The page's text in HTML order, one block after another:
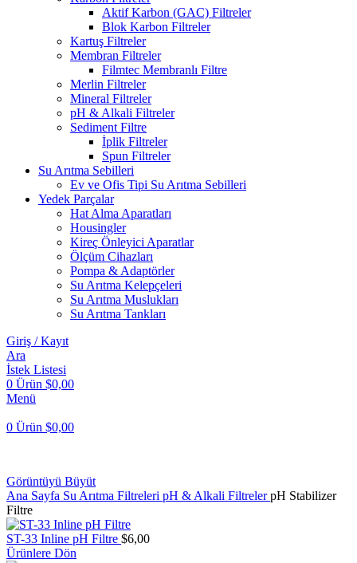
Aktif Karbon (GAC) Filtreler
Blok Karbon Filtreler
Kartuş Filtreler
Membran Filtreler
Filmtec Membranlı Filtre
Merlin Filtreler
Mineral Filtreler
pH & Alkali Filtreler
Sediment Filtre
İplik Filtreler
Spun Filtreler
Su Arıtma Sebilleri
Ev ve Ofis Tipi Su Arıtma Sebilleri
Yedek Parçalar
Hat Alma Aparatları
Housingler
Kireç Önleyici Aparatlar
Ölçüm Cihazları
Pompa & Adaptörler
Su Arıtma Kelepçeleri
Su Arıtma Muslukları
Su Arıtma Tankları
Giriş / Kayıt
Ara
İstek Listesi
0 Ürün $0,00
Menü
0 Ürün $0,00
Görüntüyü Büyüt
Ana Sayfa Su Arıtma Filtreleri pH & Alkali FiltrelerpH Stabilizer
Filtre
ST-33 Inline pH Filtre $6,00
Ürünlere Dön